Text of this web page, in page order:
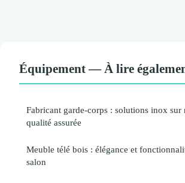
Équipement — À lire
Fabricant garde-corps : solutions inox sur
qualité assurée
Meuble télé bois : élégance et
salon